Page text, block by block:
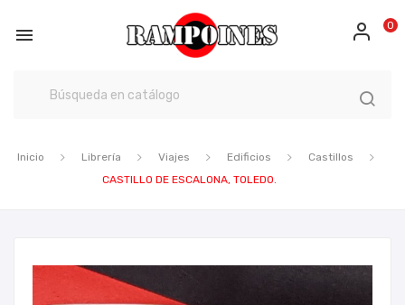
 0
Inicio Librería Viajes Edificios
Castillos
CASTILLO DE ESCALONA, TOLEDO.